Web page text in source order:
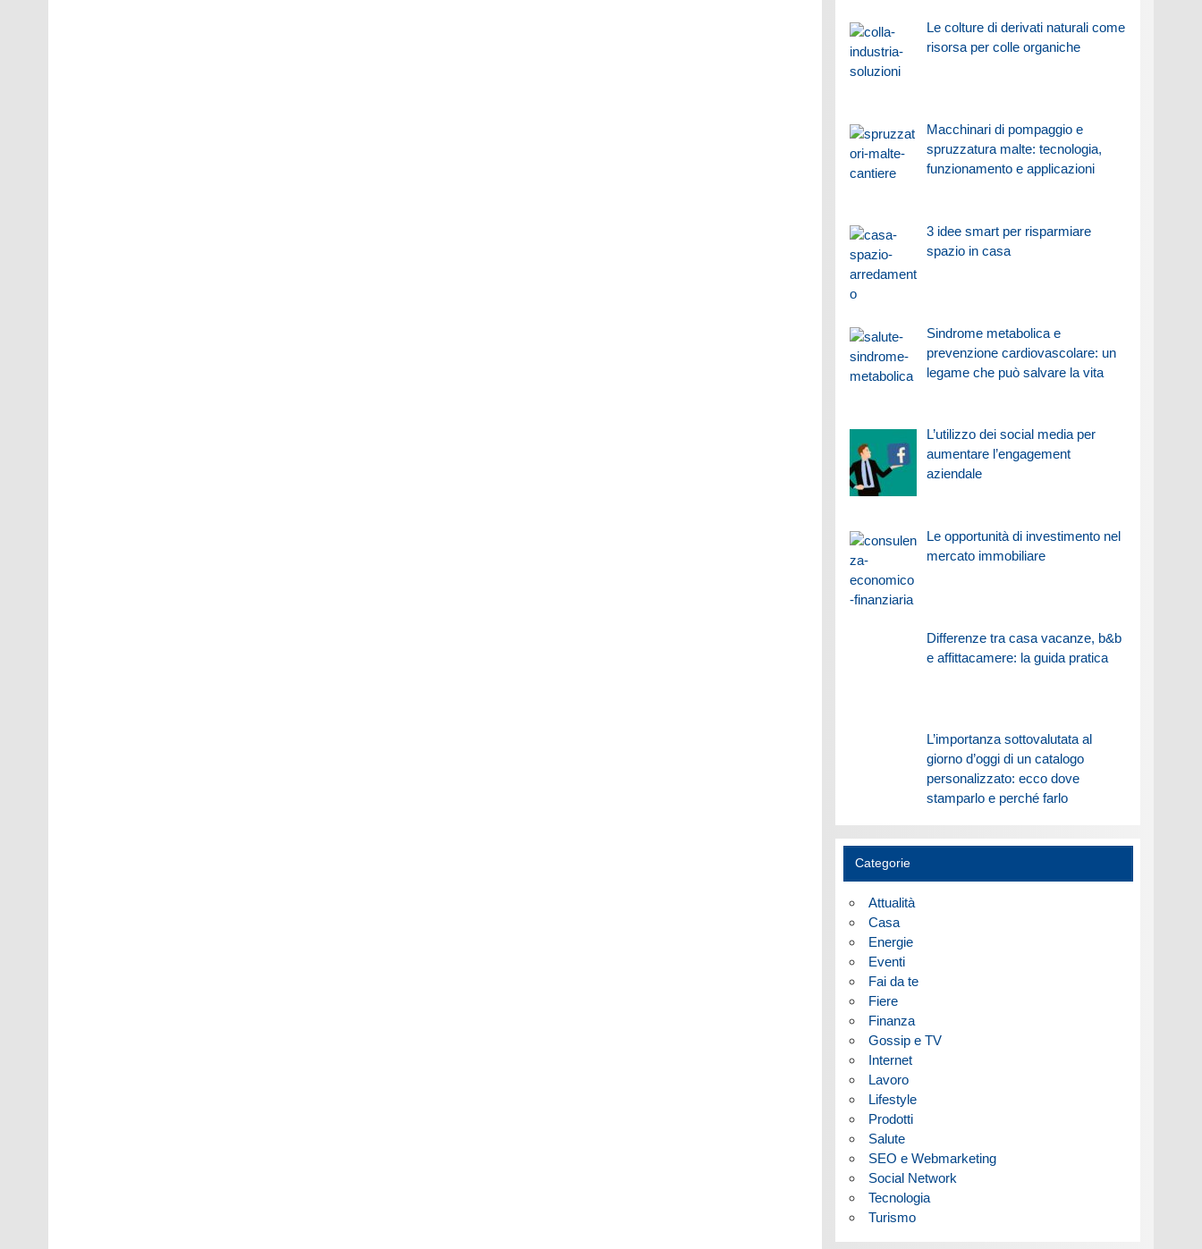
Le colture di derivati naturali come
risorsa per colle organiche
Macchinari di pompaggio e
spruzzatura malte: tecnologia,
funzionamento e applicazioni
3 idee smart per risparmiare
spazio in casa
Sindrome metabolica e
prevenzione cardiovascolare: un
legame che può salvare la vita
L’utilizzo dei social media per
aumentare l’engagement
aziendale
Le opportunità di investimento nel
mercato immobiliare
Differenze tra casa vacanze, b&b
e affittacamere: la guida pratica
L’importanza sottovalutata al
giorno d’oggi di un catalogo
personalizzato: ecco dove
stamparlo e perché farlo
Categorie
Attualità
Casa
Energie
Eventi
Fai da te
Fiere
Finanza
Gossip e TV
Internet
Lavoro
Lifestyle
Prodotti
Salute
SEO e Webmarketing
Social Network
Tecnologia
Turismo